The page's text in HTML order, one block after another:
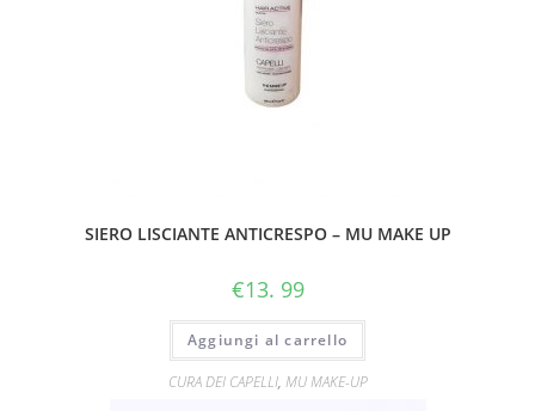
SIERO LISCIANTE ANTICRESPO – MU MAKE UP
€13. 99
Aggiungi al carrello
CURA DEI CAPELLI, MU MAKE-UP